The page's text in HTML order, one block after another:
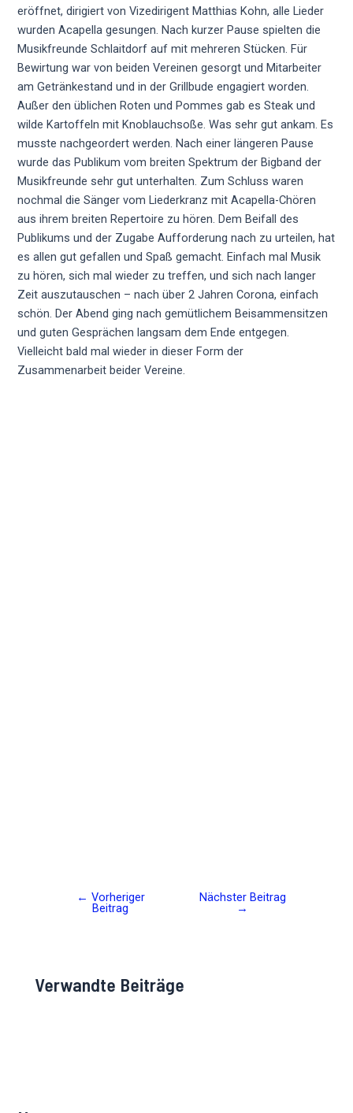
eröffnet, dirigiert von Vizedirigent Matthias Kohn, alle Lieder
wurden Acapella gesungen. Nach kurzer Pause spielten die
Musikfreunde Schlaitdorf auf mit mehreren Stücken. Für
Bewirtung war von beiden Vereinen gesorgt und Mitarbeiter
am Getränkestand und in der Grillbude engagiert worden.
Außer den üblichen Roten und Pommes gab es Steak und
wilde Kartoffeln mit Knoblauchsoße. Was sehr gut ankam. Es
musste nachgeordert werden. Nach einer längeren Pause
wurde das Publikum vom breiten Spektrum der Bigband der
Musikfreunde sehr gut unterhalten. Zum Schluss waren
nochmal die Sänger vom Liederkranz mit Acapella-Chören
aus ihrem breiten Repertoire zu hören. Dem Beifall des
Publikums und der Zugabe Aufforderung nach zu urteilen, hat
es allen gut gefallen und Spaß gemacht. Einfach mal Musik
zu hören, sich mal wieder zu treffen, und sich nach langer
Zeit auszutauschen – nach über 2 Jahren Corona, einfach
schön. Der Abend ging nach gemütlichem Beisammensitzen
und guten Gesprächen langsam dem Ende entgegen.
Vielleicht bald mal wieder in dieser Form der
Zusammenarbeit beider Vereine.
← Vorheriger
Beitrag
Nächster Beitrag
→
Verwandte Beiträge